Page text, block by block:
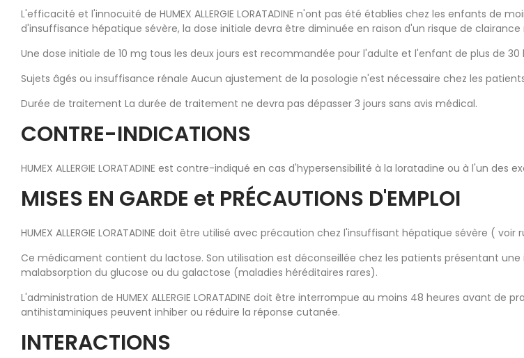
L'efficacité et l'innocuité de HUMEX ALLERGIE LORATADINE n'ont pas été établies chez les enfants
d'insuffisance hépatique sévère, la dose initiale devra être diminuée en raison d'un risque de
Une dose initiale de 10 mg tous les deux jours est recommandée pour l'adulte et l'enfant de plus de 30
Sujets âgés ou insuffisance rénale Aucun ajustement de la posologie n'est nécessaire chez les
Durée de traitement La durée de traitement ne devra pas dépasser 3 jours sans avis médical.
CONTRE-INDICATIONS
HUMEX ALLERGIE LORATADINE est contre-indiqué en cas d'hypersensibilité à la loratadine ou à l'un des
MISES EN GARDE et PRÉCAUTIONS D'EMPLOI
HUMEX ALLERGIE LORATADINE doit être utilisé avec précaution chez l'insuffisant hépatique sévère (
Ce médicament contient du lactose. Son utilisation est déconseillée chez les patients présentant
malabsorption du glucose ou du galactose (maladies héréditaires rares).
L'administration de HUMEX ALLERGIE LORATADINE doit être interrompue au moins 48 heures avant
antihistaminiques peuvent inhiber ou réduire la réponse cutanée.
INTERACTIONS